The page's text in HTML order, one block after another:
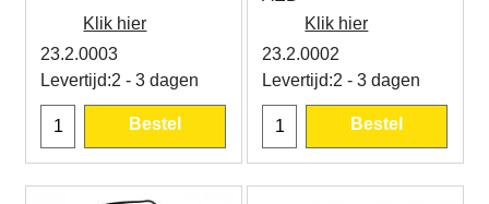
Klik hier
23.2.0003
Levertijd:2 - 3 dagen
Bestel
Klik hier
23.2.0002
Levertijd:2 - 3 dagen
Bestel